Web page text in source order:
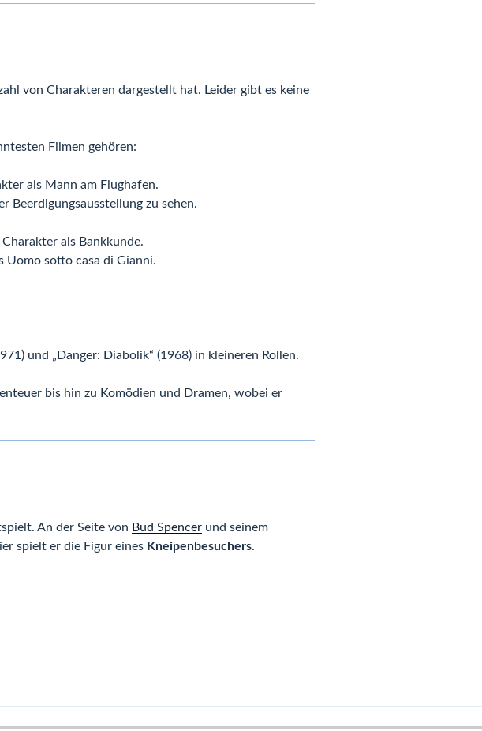
von Charakteren dargestellt hat. Leider gibt es keine
Filmen gehören:
als Mann am Flughafen.
Beerdigungsausstellung zu sehen.
als Bankkunde.
Uomo sotto casa di Gianni.
und „Danger: Diabolik“ (1968) in kleineren Rollen.
bis hin zu Komödien und Dramen, wobei er
An der Seite von Bud Spencerund seinem
spielt er die Figur eines Kneipenbesuchers.